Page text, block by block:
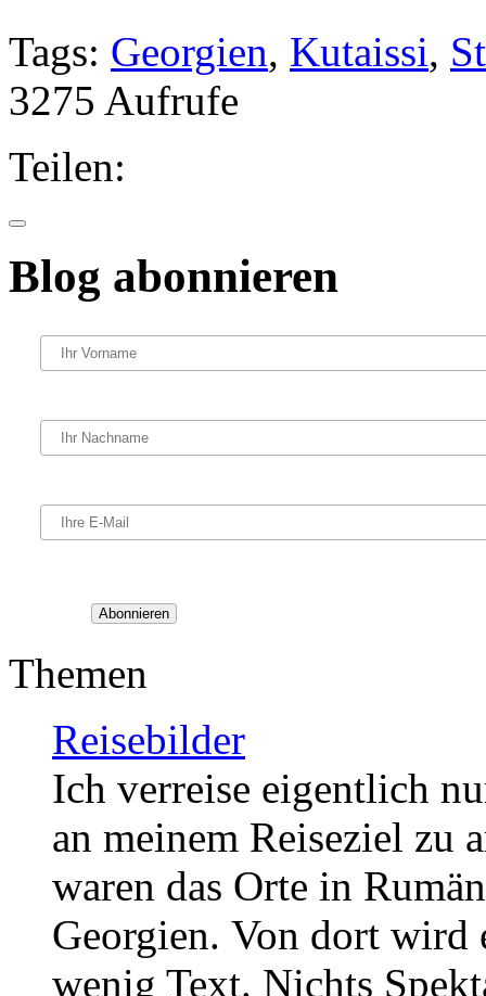
Tags: Georgien, Kutaissi,
3275 Aufrufe
Teilen:
Blog abonnieren
Themen
Reisebilder
Ich verreise eigentlich
an meinem Reiseziel zu
waren das Orte in
Georgien. Von dort wird
wenig Text. Nichts